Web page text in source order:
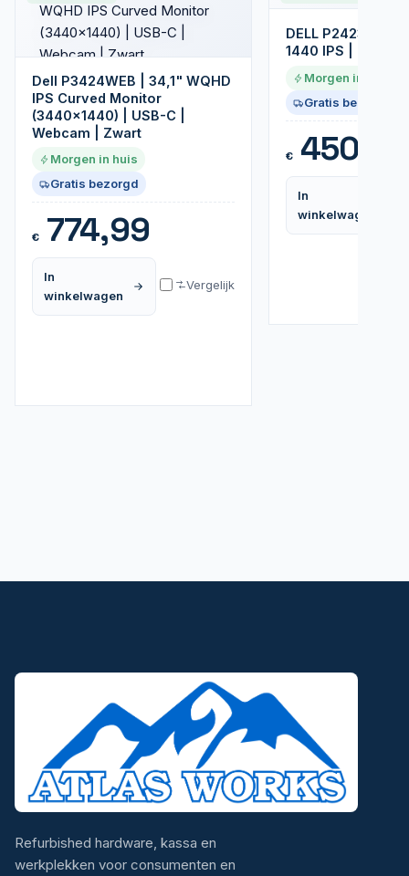
Dell P3424WEB | 34,1" WQHD
IPS Curved Monitor
(3440x1440) | USB-C |
Webcam | Zwart
Morgen in huis
Gratis bezorgd
€774,99
In
winkelwagen
Vergelijk
DELL P2423D
1440 IPS | 60Hz |
Morgen in huis
Gratis bezorgd
€450,99
In
winkelwagen
Refurbished hardware, kassa en
werkplekken voor consumenten en